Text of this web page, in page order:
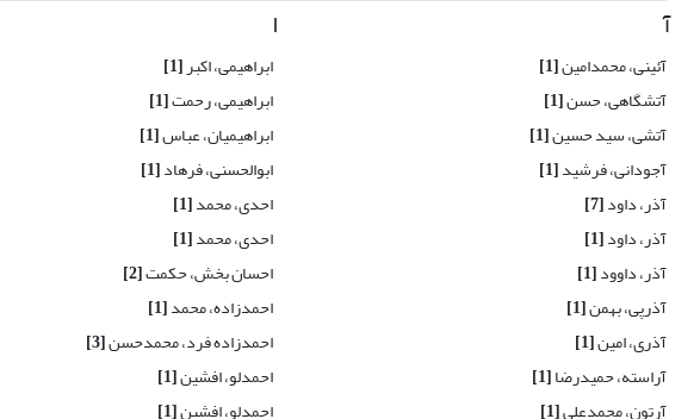
آ
آئینی، محمدامین[1]
آتشگاهی، حسن[1]
آتشی، سید حسین[1]
آجودانی، فرشید[1]
آذر، داود[7]
آذر، داود[1]
آذر، داوود[1]
آذرپی، بهمن[1]
آذری، امین[1]
آراسته، حمیدرضا[1]
آرتون، محمدعلی[1]
ا
ابراهیمی، اکبر[1]
ابراهیمی، رحمت[1]
ابراهیمیان، عباس[1]
ابوالحسنی، فرهاد[1]
احدی، محمد[1]
احدی، محمد[1]
احسان بخش، حکمت[2]
احمدزاده، محمد[1]
احمدزاده فرد، محمدحسن[3]
احمدلو، افشین[1]
احمدلو، افشین[1]